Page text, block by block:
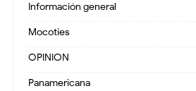
Información general
Mocoties
OPINION
Panamericana